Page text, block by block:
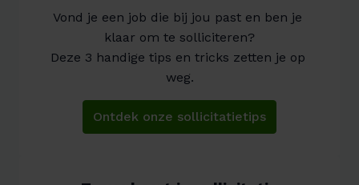
Vond je een job die bij jou past en ben je
klaar om te solliciteren?
Deze 3 handige tips en tricks zetten je op
weg.
Ontdek onze sollicitatietips